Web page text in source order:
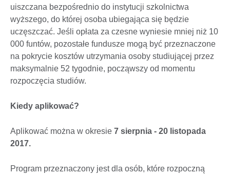
uiszczana bezpośrednio do instytucji szkolnictwa
wyższego, do której osoba ubiegająca się będzie
uczęszczać. Jeśli opłata za czesne wyniesie mniej niż 10
000 funtów, pozostałe fundusze mogą być przeznaczone
na pokrycie kosztów utrzymania osoby studiującej przez
maksymalnie 52 tygodnie, począwszy od momentu
rozpoczęcia studiów.
Kiedy aplikować?
Aplikować można w okresie 7 sierpnia - 20 listopada
2017.
Program przeznaczony jest dla osób, które rozpoczną